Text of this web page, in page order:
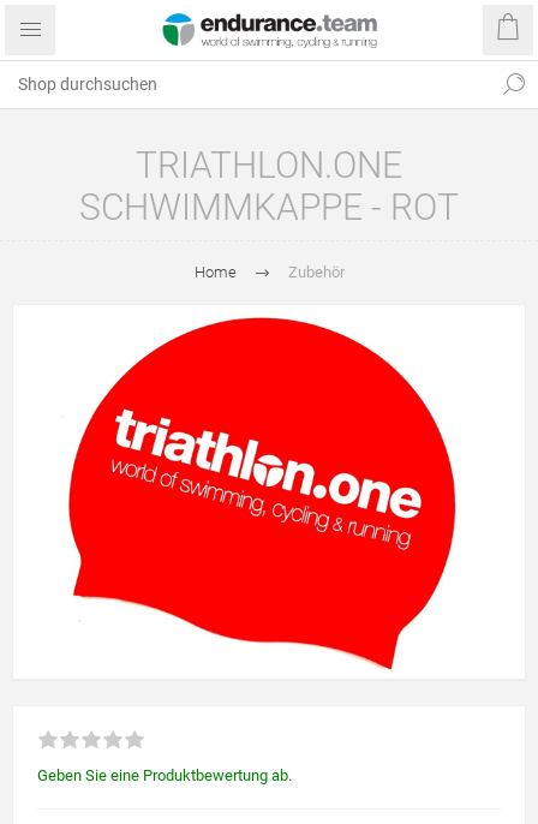
TRIATHLON.ONE
SCHWIMMKAPPE - ROT
Home Zubehör
Geben Sie eine Produktbewertung ab.